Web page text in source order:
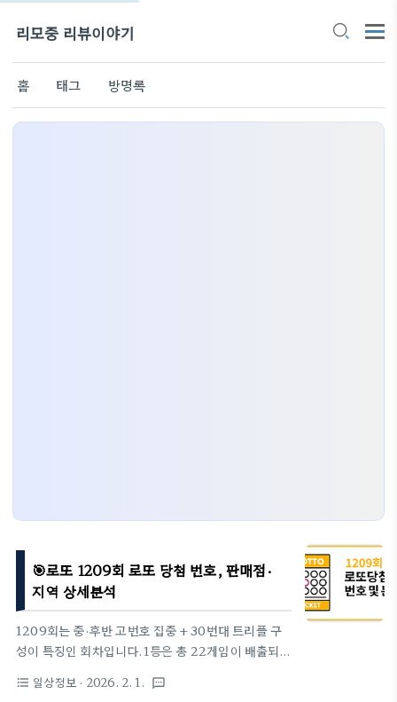
리모중 리뷰이야기
홈 태그 방명록
🎯로또 1209회 로또 당첨 번호, 판매점·
지역 상세분석
1209회는 중·후반 고번호 집중 + 30번대 트리플 구
성이 특징인 회차입니다.1등은 총 22게임이 배출되었
구조를 보였습니다.특히 35 · 37 · 39로 이어지는 30
format_list_bulleted 일상정보 · 2026. 2. 1. textsms